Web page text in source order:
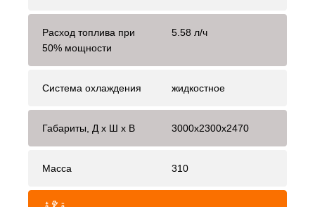
Расход топлива при
50% мощности
5.58 л/ч
Система охлаждения жидкостное
Габариты, Д x Ш x В 3000x2300x2470
Масса 310